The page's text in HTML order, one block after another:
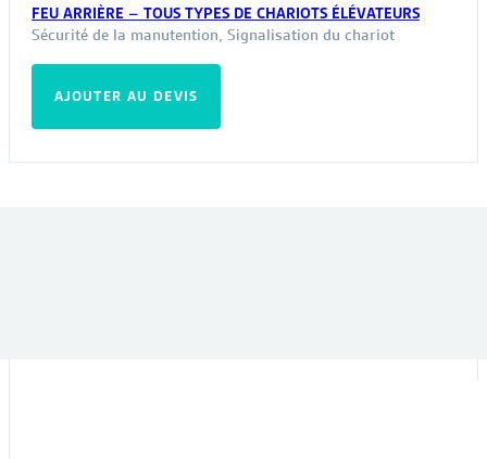
FEU ARRIÈRE – TOUS TYPES DE CHARIOTS ÉLÉVATEURS
Sécurité de la manutention, Signalisation du chariot
AJOUTER AU DEVIS